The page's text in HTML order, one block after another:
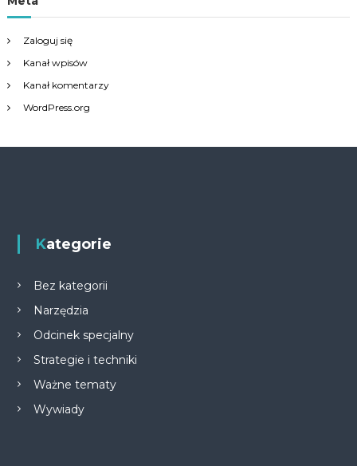
Zaloguj się
Kanał wpisów
Kanał komentarzy
WordPress.org
Kategorie
Bez kategorii
Narzędzia
Odcinek specjalny
Strategie i techniki
Ważne tematy
Wywiady